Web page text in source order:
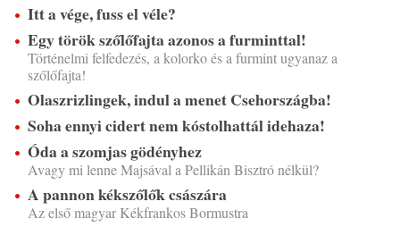
Itt a vége, fuss el véle?
Egy török szőlőfajta azonos a furminttal!
Történelmi felfedezés, a kolorko és a furmint ugyanaz a
szőlőfajta!
Olaszrizlingek, indul a menet Csehországba!
Soha ennyi cidert nem kóstolhattál idehaza!
Óda a szomjas gödényhez
Avagy mi lenne Majsával a Pellikán Bisztró nélkül?
A pannon kékszőlők császára
Az első magyar Kékfrankos Bormustra